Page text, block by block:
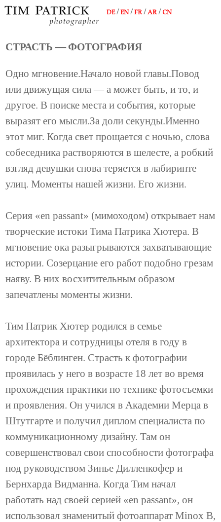
DE/ EN/ FR / AR / CN
СТРАСТЬ — ФОТОГРАФИЯ
Одно мгновение.Начало новой главы.Повод
или движущая сила — а может быть, и то, и
другое. В поиске места и события, которые
выразят его мысли.За доли секунды.Именно
этот миг. Когда свет прощается с ночью, слова
собеседника растворяются в шелесте, а робкий
взгляд девушки снова теряется в лабиринте
улиц. Моменты нашей жизни. Его жизни.
Серия «en passant» (мимоходом) открывает нам
творческие истоки Тима Патрика Хютера. В
мгновение ока разыгрываются захватывающие
истории. Созерцание его работ подобно грезам
наяву. В них восхитительным образом
запечатлены моменты жизни.
Тим Патрик Хютер родился в семье
архитектора и сотрудницы отеля в году в
городе Бёблинген. Страсть к фотографии
проявилась у него в возрасте 18 лет во время
прохождения практики по технике фотосъемки
и проявления. Он учился в Академии Мерца в
Штутгарте и получил диплом специалиста по
коммуникационному дизайну. Там он
совершенствовал свои способности фотографа
под руководством Зинье Дилленкофер и
Бернхарда Видманна. Когда Тим начал
работать над своей серией «en passant», он
использовал знаменитый фотоаппарат Minox B,